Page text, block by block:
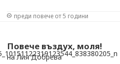
преди повече от 5 години
Повече въздух, моля!
на Лия Добрева